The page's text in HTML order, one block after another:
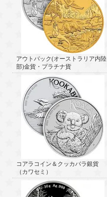
アウトバック(オーストラリア内陸
部)金貨・プラチナ貨
コアラコイン＆クッカバラ銀貨
（カワセミ）